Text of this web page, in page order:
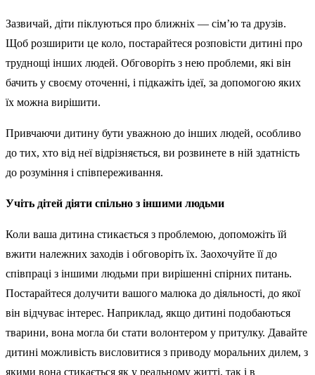
Зазвичай, діти піклуються про ближніх — сім’ю та друзів.
Щоб розширити це коло, постарайтеся розповісти дитині про
труднощі інших людей. Обговоріть з нею проблеми, які він
бачить у своєму оточенні, і підкажіть ідеї, за допомогою яких
їх можна вирішити.
Привчаючи дитину бути уважною до інших людей, особливо
до тих, хто від неї відрізняється, ви розвинете в ній здатність
до розуміння і співпереживання.
Учіть дітей діяти спільно з іншими людьми
Коли ваша дитина стикається з проблемою, допоможіть їй
вжити належних заходів і обговоріть їх. Заохочуйте її до
співпраці з іншими людьми при вирішенні спірних питань.
Постарайтеся долучити вашого малюка до діяльності, до якої
він відчуває інтерес. Наприклад, якщо дитині подобаються
тварини, вона могла би стати волонтером у притулку. Давайте
дитині можливість висловитися з приводу моральних дилем, з
якими вона стикається як у реальному житті, так і в